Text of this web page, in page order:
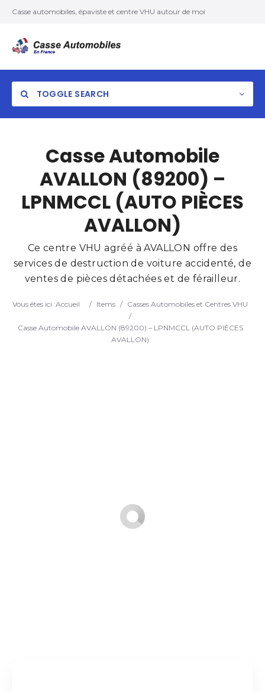
Casse automobiles, épaviste et centre VHU autour de moi
TOGGLE SEARCH
Search
Casse Automobile
AVALLON (89200) –
LPNMCCL (AUTO PIÈCES
AVALLON)
Ce centre VHU agréé à AVALLON offre des
services de destruction de voiture accidenté, de
ventes de pièces détachées et de férailleur.
Vous êtes ici :Accueil / Items / Casses Automobiles et Centres VHU
/
Casse Automobile AVALLON (89200) – LPNMCCL (AUTO PIÈCES
AVALLON)